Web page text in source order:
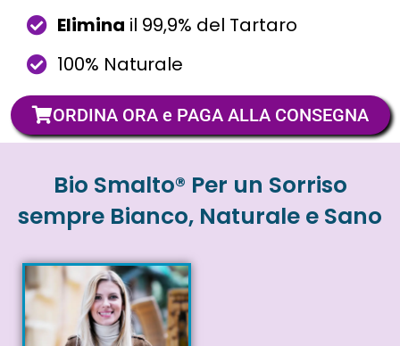
Elimina il 99,9% del Tartaro
100% Naturale
ORDINA ORA e PAGA ALLA CONSEGNA
Bio Smalto® Per un Sorriso
sempre Bianco, Naturale e Sano